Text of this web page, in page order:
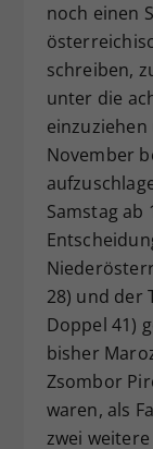
noch einen
schreiben,
unter die
einzuziehen
November
Samstag ab
28) und der
Doppel 41)
bisher
Zsombor
waren, als
zwei